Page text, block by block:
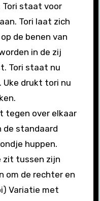
Tori staat voor
Tori laat zich
de benen van
in de zij
Tori staat nu
Uke drukt tori nu
tegen over elkaar
de standaard
huppen.
zit tussen zijn
om de rechter en
Variatie met